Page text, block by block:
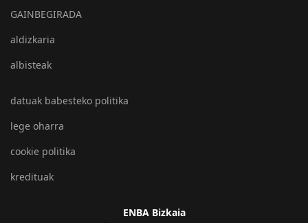
GAINBEGIRADA
aldizkaria
albisteak
datuak babesteko politika
lege oharra
cookie politika
kredituak
ENBA Bizkaia